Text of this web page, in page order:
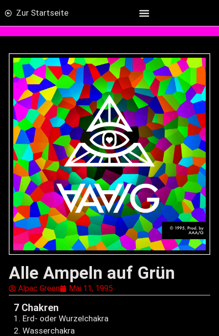
Zur Startseite
Alle Ampeln auf Grün
Alpac Green Mai 11, 1995
7 Chakren
1. Erd- oder Wurzelchakra
2. Wasserchakra